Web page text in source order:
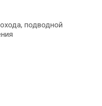
подводной